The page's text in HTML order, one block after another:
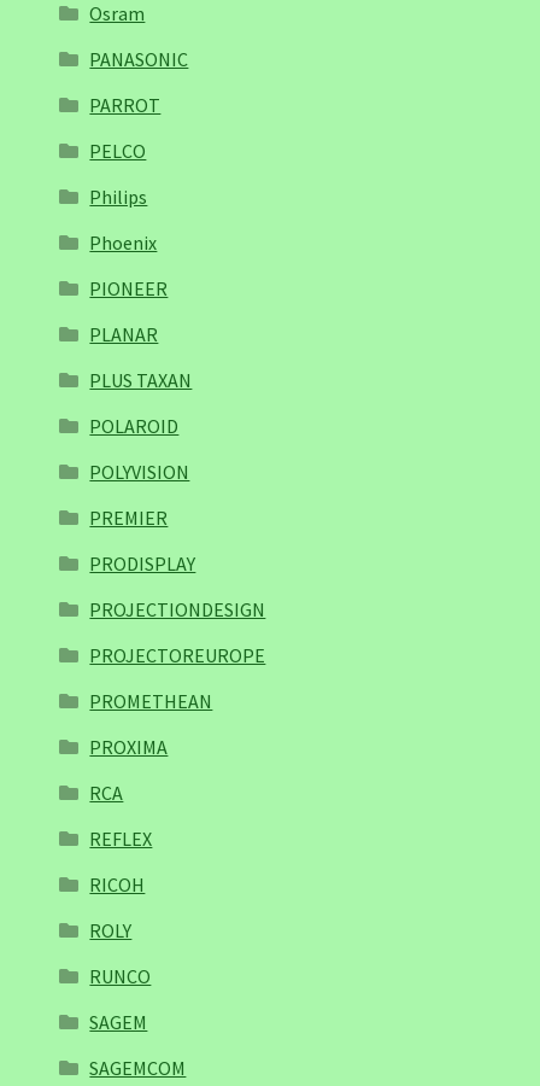
Osram
PANASONIC
PARROT
PELCO
Philips
Phoenix
PIONEER
PLANAR
PLUS TAXAN
POLAROID
POLYVISION
PREMIER
PRODISPLAY
PROJECTIONDESIGN
PROJECTOREUROPE
PROMETHEAN
PROXIMA
RCA
REFLEX
RICOH
ROLY
RUNCO
SAGEM
SAGEMCOM